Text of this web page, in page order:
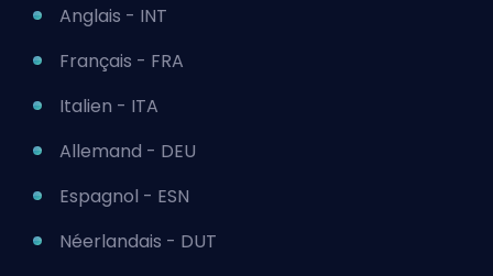
Anglais - INT
Français - FRA
Italien - ITA
Allemand - DEU
Espagnol - ESN
Néerlandais - DUT